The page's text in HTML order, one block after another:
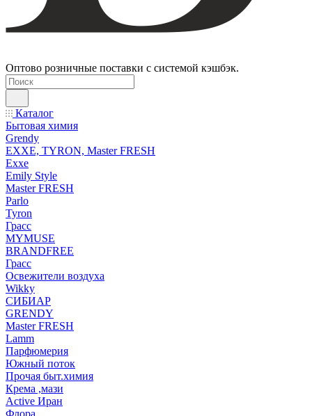
Оптово розничные поставки с системой кэшбэк.
Каталог
Бытовая химия
Grendy
EXXE, TYRON, Master FRESH
Exxe
Emily Style
Master FRESH
Parlo
Tyron
Грасс
MYMUSE
BRANDFREE
Грасс
Освежители воздуха
Wikky
СИБИАР
GRENDY
Master FRESH
Lamm
Парфюмерия
Южный поток
Прочая быт.химия
Крема ,мази
Аctive Иран
Флора